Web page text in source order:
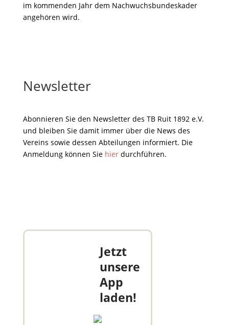
im kommenden Jahr dem Nachwuchsbundeskader
angehören wird.
Newsletter
Abonnieren Sie den Newsletter des TB Ruit 1892 e.V.
und bleiben Sie damit immer über die News des
Vereins sowie dessen Abteilungen informiert. Die
Anmeldung können Sie hierdurchführen.
Jetzt
unsere
App
laden!